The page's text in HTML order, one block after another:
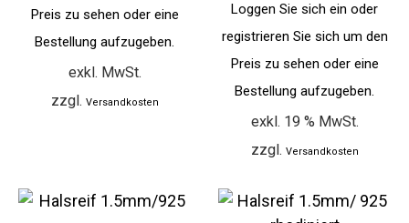
Preis zu sehen oder eine
Bestellung aufzugeben.
exkl. MwSt.
zzgl. Versandkosten
Loggen Sie sich ein oder
registrieren Sie sich um den
Preis zu sehen oder eine
Bestellung aufzugeben.
exkl. 19 % MwSt.
zzgl. Versandkosten